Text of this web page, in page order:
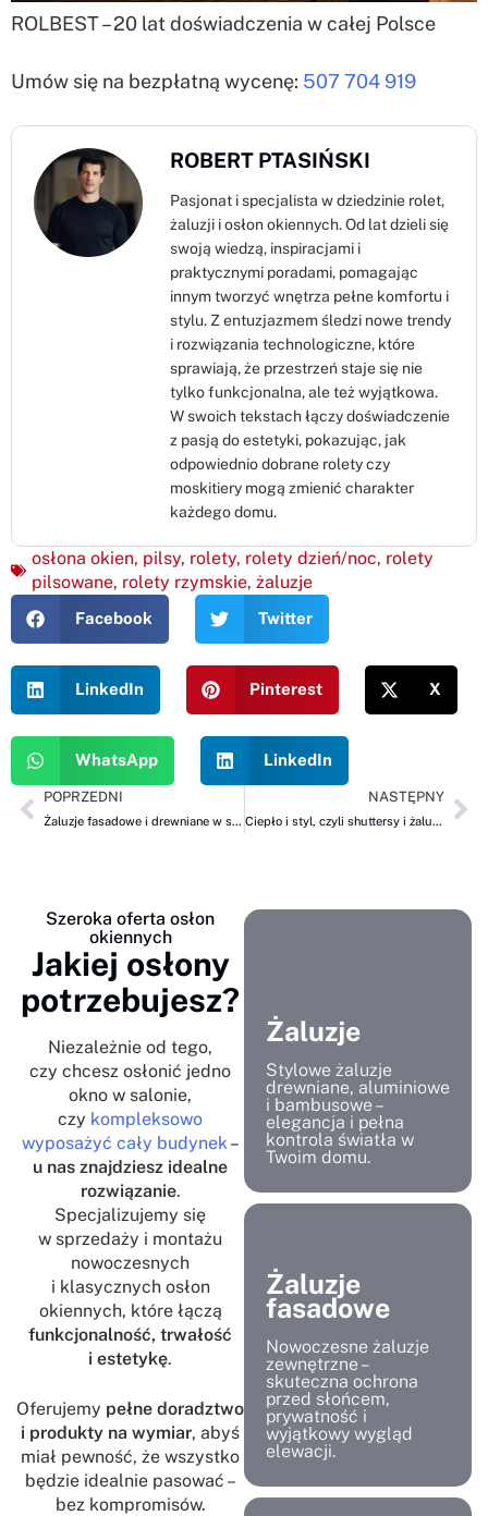
ROLBEST – 20 lat doświadczenia w całej Polsce
Umów się na bezpłatną wycenę: 507 704 919
ROBERT PTASIŃSKI
Pasjonat i specjalista w dziedzinie rolet,
żaluzji i osłon okiennych. Od lat dzieli się
swoją wiedzą, inspiracjami i
praktycznymi poradami, pomagając
innym tworzyć wnętrza pełne komfortu i
stylu. Z entuzjazmem śledzi nowe trendy
i rozwiązania technologiczne, które
sprawiają, że przestrzeń staje się nie
tylko funkcjonalna, ale też wyjątkowa.
W swoich tekstach łączy doświadczenie
z pasją do estetyki, pokazując, jak
odpowiednio dobrane rolety czy
moskitiery mogą zmienić charakter
każdego domu.
osłona okien, pilsy, rolety, rolety dzień/noc, rolety
pilsowane, rolety rzymskie, żaluzje
Facebook Twitter
LinkedIn Pinterest X
WhatsApp LinkedIn
POPRZEDNI
Żaluzje fasadowe i drewniane w salonie
NASTĘPNY
Ciepło i styl, czyli shuttersy i żaluzje drewniane
Szeroka oferta osłon
okiennych
Jakiej osłony
potrzebujesz?
Niezależnie od tego,
czy chcesz osłonić jedno
okno w salonie,
czy kompleksowo
wyposażyć cały budynek–
u nas znajdziesz idealne
rozwiązanie.
Specjalizujemy się
w sprzedaży i montażu
nowoczesnych
i klasycznych osłon
okiennych, które łączą
funkcjonalność, trwałość
i estetykę.
Oferujemy pełne doradztwo
i produkty na wymiar, abyś
miał pewność, że wszystko
będzie idealnie pasować –
bez kompromisów.
Żaluzje
Stylowe żaluzje
drewniane, aluminiowe
i bambusowe –
elegancja i pełna
kontrola światła w
Twoim domu.
Żaluzje
fasadowe
Nowoczesne żaluzje
zewnętrzne –
skuteczna ochrona
przed słońcem,
prywatność i
wyjątkowy wygląd
elewacji.